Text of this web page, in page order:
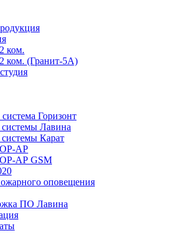
ком.
ком. (Гранит-5А)
Горизонт
Лавина
Карат
АР
АР GSM
оповещения
ПО Лавина